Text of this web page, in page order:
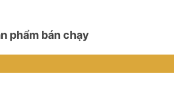
phẩm bán chạy